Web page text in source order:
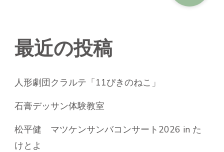
最近の投稿
人形劇団クラルテ「11ぴきのねこ」
石膏デッサン体験教室
松平健 マツケンサンバコンサート2026 in た
けとよ